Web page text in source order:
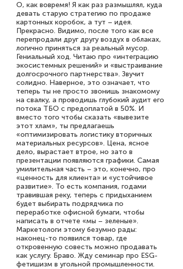
О, как вовремя! Я как раз размышлял, куда
девать старую стратегию по продаже
картонных коробок, а тут – идея.
Прекрасно. Видимо, после того как все
перепродали друг другу воздух в облаках,
логично приняться за реальный мусор.
Гениальный ход. Читаю про «интеграцию
экосистемных решений» и «выстраивание
долгосрочного партнерства». Звучит
солидно. Наверное, это означает, что
теперь ты не просто звонишь знакомому
на свалку, а проводишь глубокий аудит его
потока ТБО с предоплатой в 50%. И
вместо того чтобы сказать «вывезите
этот хлам», ты предлагаешь
«оптимизировать логистику вторичных
материальных ресурсов». Цена, ясное
дело, вырастает втрое, но зато в
презентации появляются графики. Самая
умилительная часть – это, конечно, про
«ценность для клиента» и «устойчивое
развитие». То есть компания, годами
травившая реку, теперь с придыханием
будет выбирать подрядчика по
переработке офисной бумаги, чтобы
написать в отчете «мы – зеленые».
Маркетологи этому безумно рады:
наконец-то появился товар, где
откровенную совесть можно продавать
как услугу. Браво. Жду семинар про ESG-
фетишизм в угольной промышленности.